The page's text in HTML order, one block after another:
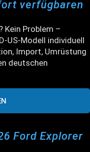
verfügbaren
Kein Problem –
US-Modell individuell
Import, Umrüstung
deutschen
Ford Explorer